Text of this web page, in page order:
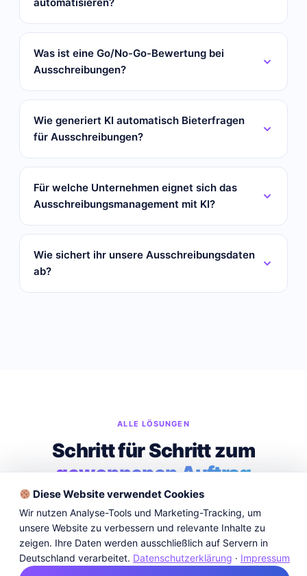
Diese Website verwendet Cookies
Wir nutzen Analyse-Tools und Marketing-Tracking, um
unsere Website zu verbessern und relevante Inhalte zu
zeigen. Ihre Daten werden ausschließlich auf Servern in
Deutschland verarbeitet. Datenschutzerklärung · Impressum
Was ist eine Go/No-Go-Bewertung bei
Ausschreibungen?
Wie generiert KI automatisch Bieterfragen
für Ausschreibungen?
Für welche Unternehmen eignet sich das
Ausschreibungsmanagement mit KI?
Wie sichert ihr unsere Ausschreibungsdaten
ab?
ALLE LÖSUNGEN
Schritt für Schritt zum
gewonnenen Auftrag
Vier spezialisierte Module — einzeln einsetzbar
oder als vollständiger End-to-End-Prozess.